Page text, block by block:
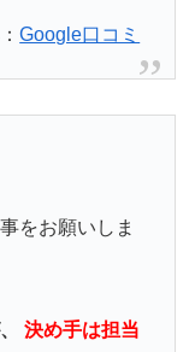
Google口コミ
をお願いしま
決め手は担当